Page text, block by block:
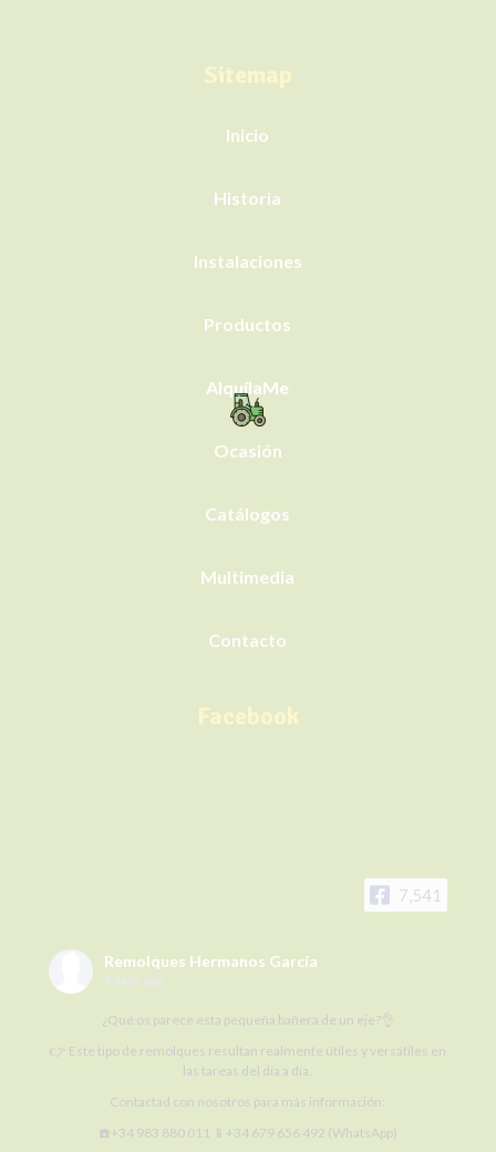
Sitemap
Inicio
Historia
Instalaciones
Productos
AlquílaMe
Ocasión
Catálogos
Multimedia
Contacto
Facebook
7,541
Remolques Hermanos García
5 days ago
¿Qué os parece esta pequeña bañera de un eje?👌
👉 Este tipo de remolques resultan realmente útiles y versátiles en
las tareas del día a día.
Contactad con nosotros para más información:
☎️+34 983 880 011 📱+34 679 656 492 (WhatsApp)